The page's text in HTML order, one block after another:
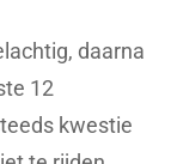
daarna
12
kwestie